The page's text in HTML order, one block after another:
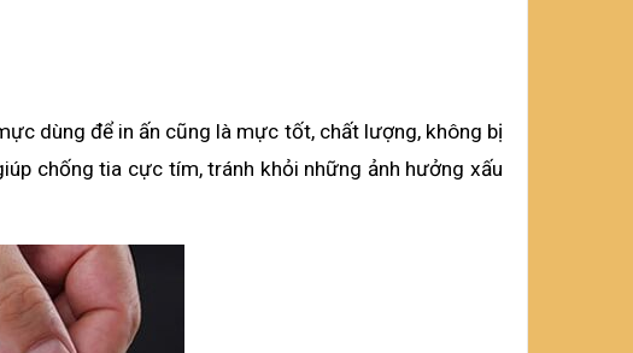
dùng để in ấn cũng là mực tốt, chất lượng, không bị
chống tia cực tím, tránh khỏi những ảnh hưởng xấu